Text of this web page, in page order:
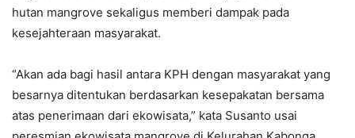
hutan mangrove sekaligus memberi dampak pada
kesejahteraan masyarakat.
“Akan ada bagi hasil antara KPH dengan masyarakat yang
besarnya ditentukan berdasarkan kesepakatan bersama
atas penerimaan dari ekowisata,” kata Susanto usai